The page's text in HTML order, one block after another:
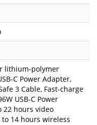
lithium-polymer
C Power Adapter,
3 Cable, Fast-charge
USB-C Power
22 hours video
14 hours wireless